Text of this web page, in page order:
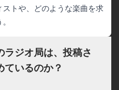
トや、どのような楽曲を求
ラジオ局は、投稿さ
ているのか？